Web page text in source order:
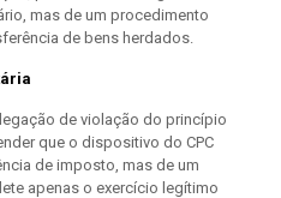
mas de um procedimento
de bens herdados.
de violação do princípio
que o dispositivo do CPC
de imposto, mas de um
apenas o exercício legítimo